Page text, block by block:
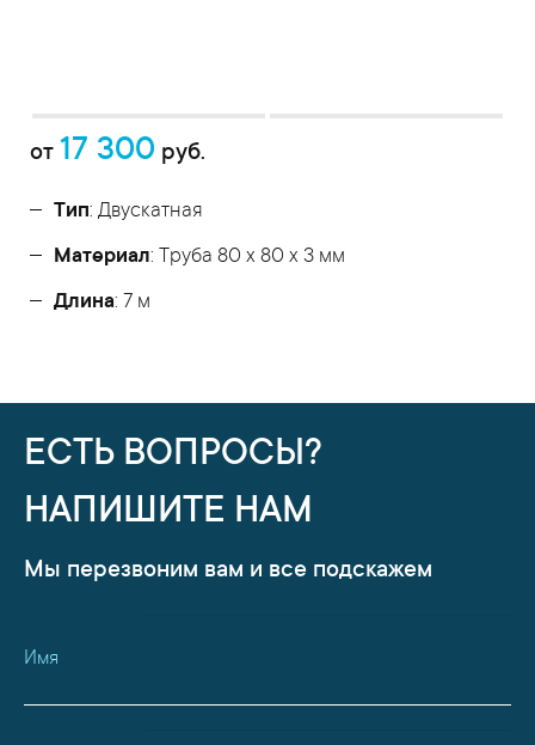
от 17 300 руб.
Тип: Двускатная
Материал: Труба 80 x 80 x 3 мм
Длина: 7 м
ЕСТЬ ВОПРОСЫ?
НАПИШИТЕ НАМ
Мы перезвоним вам и все подскажем
Имя